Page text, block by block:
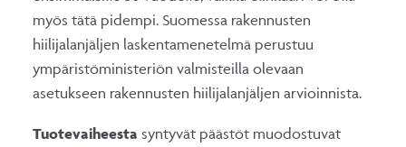
myös tätä pidempi. Suomessa rakennusten
hiilijalanjäljen laskentamenetelmä perustuu
ympäristöministeriön valmisteilla olevaan
asetukseen rakennusten hiilijalanjäljen arvioinnista.
Tuotevaiheesta syntyvät päästöt muodostuvat